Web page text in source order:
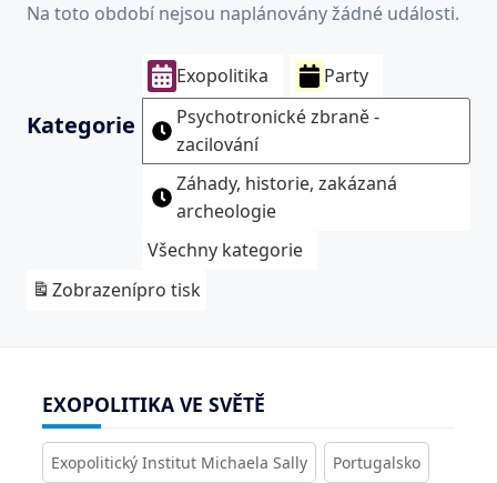
Na toto období nejsou naplánovány žádné události.
Kategorie
Exopolitika
Party
Psychotronické zbraně -
zacilování
Záhady, historie, zakázaná
archeologie
Všechny kategorie
Zobrazenípro tisk
EXOPOLITIKA VE SVĚTĚ
Exopolitický Institut Michaela Sally Portugalsko